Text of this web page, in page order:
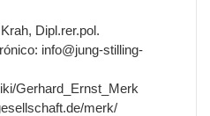
Dipl.rer.pol.
info@jung-stilling-
Gerhard_Ernst_Merk
merk/